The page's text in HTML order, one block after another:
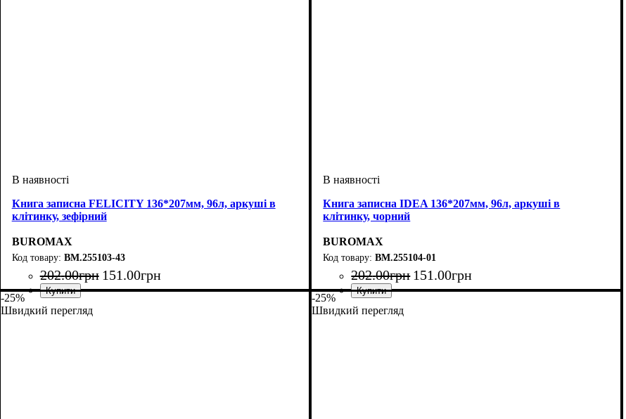
Книга записна FELICITY 136*207мм, 96л, аркуші в
клітинку, зефірний
BUROMAX
BM.255103-43
202.00грн 151.00грн
Книга записна IDEA 136*207мм, 96л, аркуші в
клітинку, чорний
BUROMAX
BM.255104-01
202.00грн 151.00грн
-25%
Швидкий перегляд
-25%
Швидкий перегляд